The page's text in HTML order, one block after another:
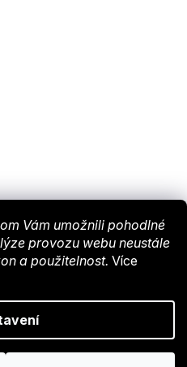
Vám umožnili pohodlné
provozu webu neustále
a použitelnost. Více
. Design byVokr